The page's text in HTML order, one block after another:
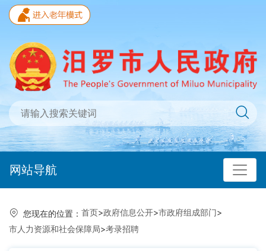
网站导航
您现在的位置： 首页>政府信息公开>市政府组成部门>
市人力资源和社会保障局>考录招聘